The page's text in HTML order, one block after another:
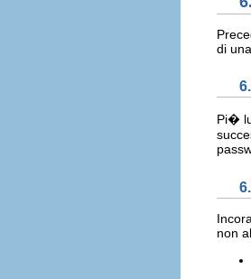
di
Pi�
non